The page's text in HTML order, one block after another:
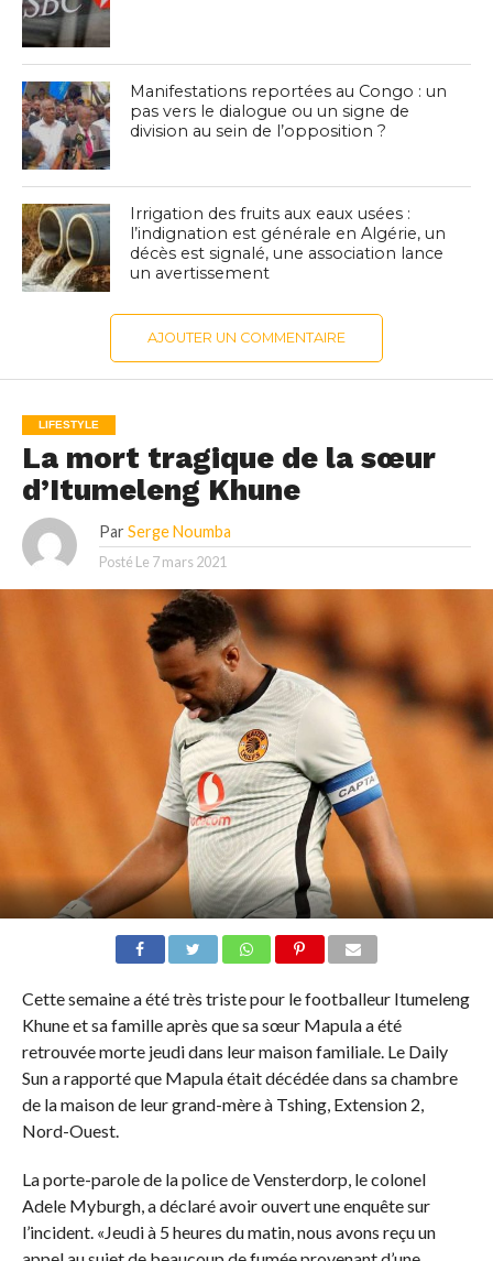
Manifestations reportées au Congo : un
pas vers le dialogue ou un signe de
division au sein de l’opposition ?
Irrigation des fruits aux eaux usées :
l’indignation est générale en Algérie, un
décès est signalé, une association lance
un avertissement
AJOUTER UN COMMENTAIRE
LIFESTYLE
La mort tragique de la sœur
d’Itumeleng Khune
Par Serge Noumba
Posté Le 7 mars 2021
Cette semaine a été très triste pour le footballeur Itumeleng
Khune et sa famille après que sa sœur Mapula a été
retrouvée morte jeudi dans leur maison familiale. Le Daily
Sun a rapporté que Mapula était décédée dans sa chambre
de la maison de leur grand-mère à Tshing, Extension 2,
Nord-Ouest.
La porte-parole de la police de Vensterdorp, le colonel
Adele Myburgh, a déclaré avoir ouvert une enquête sur
l’incident. «Jeudi à 5 heures du matin, nous avons reçu un